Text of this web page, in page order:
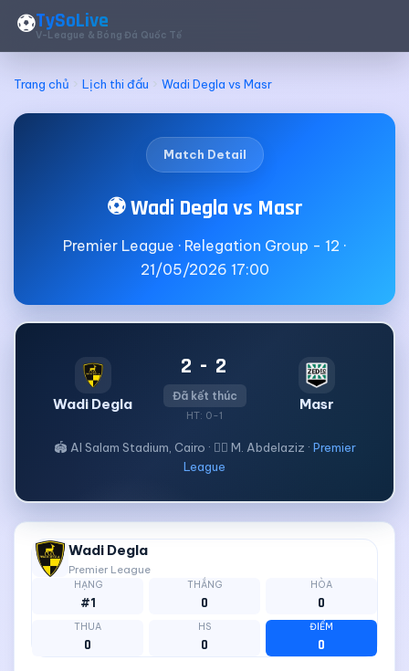
⚽TySoLive
V-League & Bóng Đá Quốc Tế
Trang chủ Lịch thi đấu Wadi Degla vs Masr
Match Detail
⚽ Wadi Degla vs Masr
Premier League · Relegation Group - 12 ·
21/05/2026 17:00
Wadi Degla
2 - 2
Đã kết thúc
HT: 0-1
Masr
🏟 Al Salam Stadium, Cairo · 🧑‍⚖ M. Abdelaziz · Premier
League
Wadi Degla
Premier League
HẠNG
#1
THẮNG
0
HÒA
0
THUA
0
HS
0
ĐIỂM
0